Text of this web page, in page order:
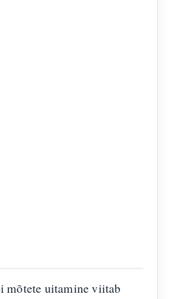
mõtete uitamine viitab